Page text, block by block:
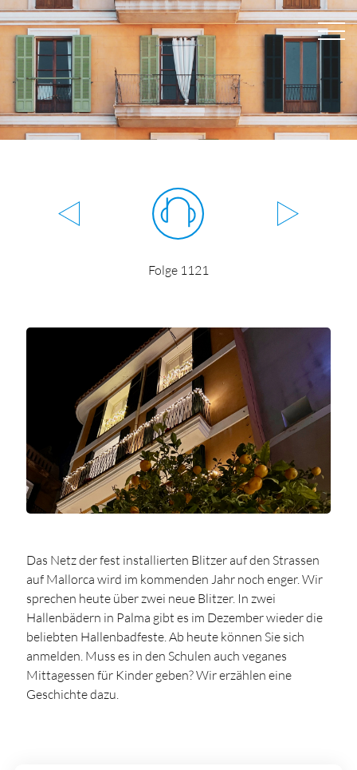
Folge 1121
Das Netz der fest installierten Blitzer auf den Strassen
auf Mallorca wird im kommenden Jahr noch enger. Wir
sprechen heute über zwei neue Blitzer. In zwei
Hallenbädern in Palma gibt es im Dezember wieder die
beliebten Hallenbadfeste. Ab heute können Sie sich
anmelden. Muss es in den Schulen auch veganes
Mittagessen für Kinder geben? Wir erzählen eine
Geschichte dazu.